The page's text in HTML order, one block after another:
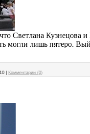
Светлана Кузнецова
могли лишь пятеро.
Комментарии (0)